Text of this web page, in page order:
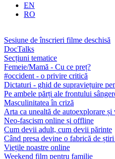
EN
RO
Sesiune de înscrieri filme deschisă
DocTalks
Secțiuni tematice
Femeie/Mamă - Cu ce preț?
#occident - o privire critică
Dictaturi - ghid de supraviețuire
Pe ambele părți ale frontului
Masculinitatea în criză
Arta ca unealtă de autoexplorare și
Neo-fascism online și offline
Cum devii adult, cum devii părinte
Când presa devine o fabrică de
Viețile noastre online
Weekend film pentru familie